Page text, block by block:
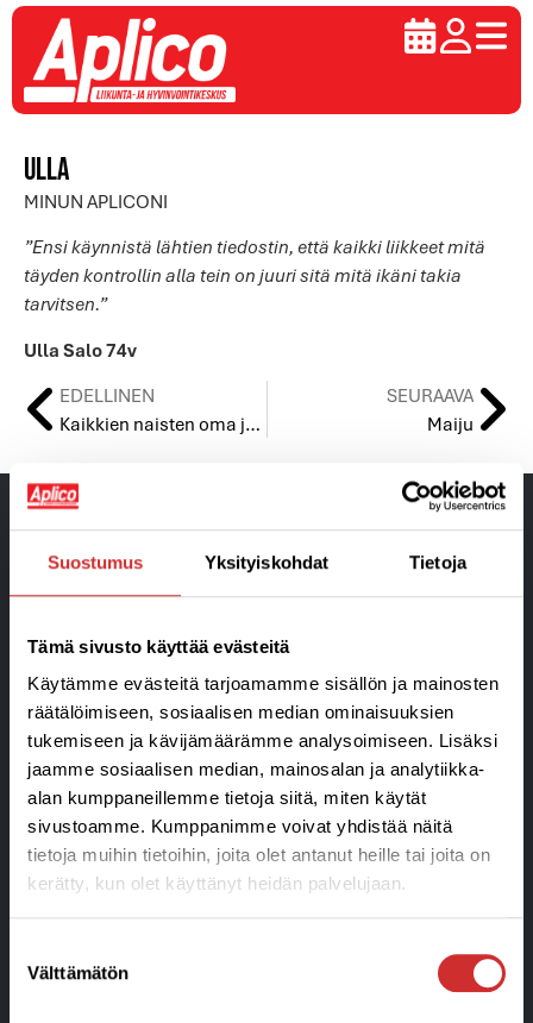
Suostumus Yksityiskohdat Tietoja
Tämä sivusto käyttää evästeitä
Käytämme evästeitä tarjoamamme sisällön ja mainosten
räätälöimiseen, sosiaalisen median ominaisuuksien
tukemiseen ja kävijämäärämme analysoimiseen. Lisäksi
jaamme sosiaalisen median, mainosalan ja analytiikka-
alan kumppaneillemme tietoja siitä, miten käytät
sivustoamme. Kumppanimme voivat yhdistää näitä
tietoja muihin tietoihin, joita olet antanut heille tai joita on
kerätty, kun olet käyttänyt heidän palvelujaan.
valinta
Välttämätön
Ulla
MINUN APLICONI
”Ensi käynnistä lähtien tiedostin, että kaikki liikkeet mitä
täyden kontrollin alla tein on juuri sitä mitä ikäni takia
tarvitsen.”
Ulla Salo 74v
EDELLINEN
Kaikkien naisten oma jumppa & luento naistenpäivänä 8.3.
SEURAAVA
Maiju
Liikunta- ja Hyvinvointikeskus
Aplico Oy Ratakatu 24 • 08150 Lohja
Puhelin 050 356 3045
info@aplico.fi
Y-tunnus: 1906043-3
Tietosuojaseloste ja arvontaehdot »
Tilaus,-toimitus ja sopimusehdot »